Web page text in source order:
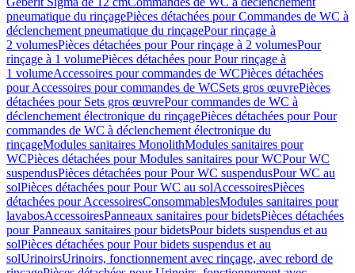
pneumatique du rinçagePièces détachées pour Commandes de WC à
déclenchement pneumatique du rinçagePour rinçage à
2 volumesPièces détachées pour Pour rinçage à 2 volumesPour
rinçage à 1 volumePièces détachées pour Pour rinçage à
1 volumeAccessoires pour commandes de WCPièces détachées
pour Accessoires pour commandes de WCSets gros œuvrePièces
détachées pour Sets gros œuvrePour commandes de WC à
déclenchement électronique du rinçagePièces détachées pour Pour
commandes de WC à déclenchement électronique du
rinçageModules sanitaires MonolithModules sanitaires pour
WCPièces détachées pour Modules sanitaires pour WCPour WC
suspendusPièces détachées pour Pour WC suspendusPour WC au
solPièces détachées pour Pour WC au solAccessoiresPièces
détachées pour AccessoiresConsommablesModules sanitaires pour
lavabosAccessoiresPanneaux sanitaires pour bidetsPièces détachées
pour Panneaux sanitaires pour bidetsPour bidets suspendus et au
solPièces détachées pour Pour bidets suspendus et au
solUrinoirsUrinoirs, fonctionnement avec rinçage, avec rebord de